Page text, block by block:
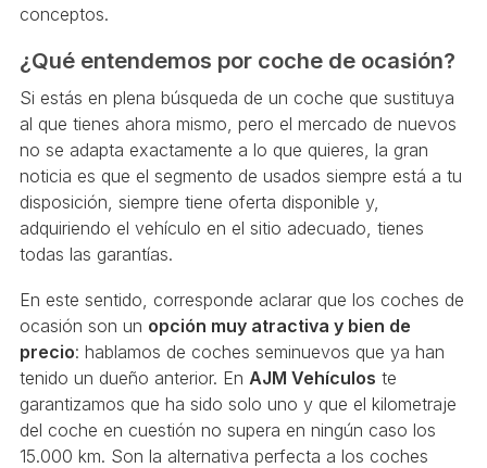
conceptos.
¿Qué entendemos por coche de ocasión?
Si estás en plena búsqueda de un coche que sustituya
al que tienes ahora mismo, pero el mercado de nuevos
no se adapta exactamente a lo que quieres, la gran
noticia es que el segmento de usados siempre está a tu
disposición, siempre tiene oferta disponible y,
adquiriendo el vehículo en el sitio adecuado, tienes
todas las garantías.
En este sentido, corresponde aclarar que los coches de
ocasión son un opción muy atractiva y bien de
precio: hablamos de coches seminuevos que ya han
tenido un dueño anterior. En AJM Vehículos te
garantizamos que ha sido solo uno y que el kilometraje
del coche en cuestión no supera en ningún caso los
15.000 km. Son la alternativa perfecta a los coches